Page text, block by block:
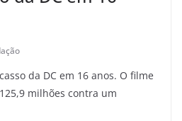
da DC em 16 anos. O filme
milhões contra um